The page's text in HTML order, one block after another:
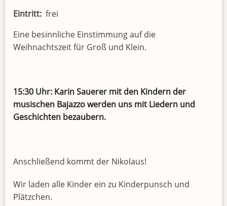
Eintritt frei
Eine besinnliche Einstimmung auf die
Weihnachtszeit für Groß und Klein.
15:30 Uhr: Karin Sauerer mit den Kindern der
musischen Bajazzo werden uns mit Liedern und
Geschichten bezaubern.
Anschließend kommt der Nikolaus!
Wir laden alle Kinder ein zu Kinderpunsch und
Plätzchen.